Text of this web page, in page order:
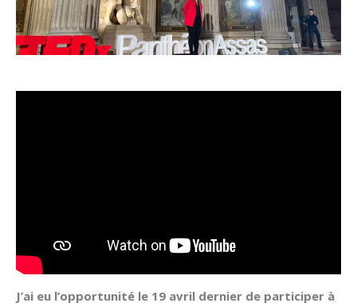
J’ai eu l’opportunité le 19 avril dernier de participer à